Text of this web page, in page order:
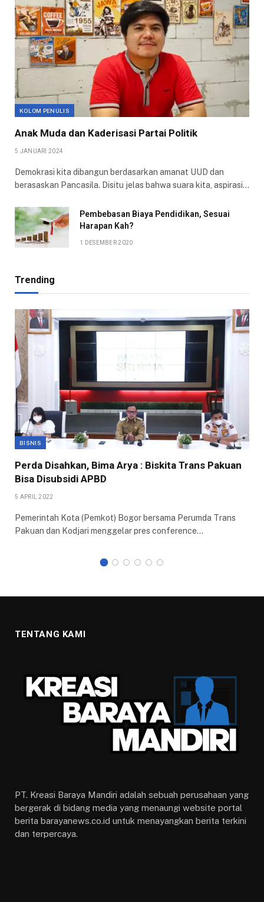
KOLOM PENULIS
Anak Muda dan Kaderisasi Partai Politik
5 JANUARI 2024
Demokrasi kita dibangun berdasarkan amanat UUD dan
berasaskan Pancasila. Disitu jelas bahwa suara kita, aspirasi…
Pembebasan Biaya Pendidikan, Sesuai
Harapan Kah?
1 DESEMBER 2020
Trending
BISNIS
Perda Disahkan, Bima Arya : Biskita Trans Pakuan
Bisa Disubsidi APBD
5 APRIL 2022
Pemerintah Kota (Pemkot) Bogor bersama Perumda Trans
Pakuan dan Kodjari menggelar pres conference…
TENTANG KAMI
PT. Kreasi Baraya Mandiri adalah sebuah perusahaan yang
bergerak di bidang media yang menaungi website portal
berita barayanews.co.id untuk menayangkan berita terkini
dan terpercaya.